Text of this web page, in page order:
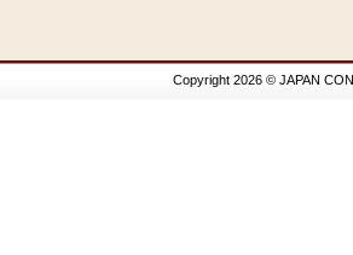
Copyright 2026 © JAPAN